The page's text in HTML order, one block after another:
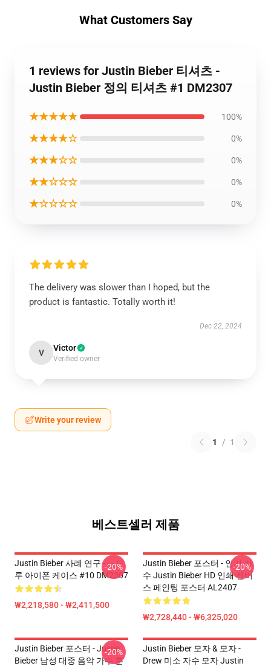
What Customers Say
1 reviews for Justin Bieber 티셔츠 -
Justin Bieber 정의 티셔츠 #1 DM2307
★★★★★ 100%
★★★★☆ 0%
★★★☆☆ 0%
★★☆☆☆ 0%
★☆☆☆☆ 0%
The delivery was slower than I hoped, but the
product is fantastic. Totally worth it!
Dec 22, 2024
V Victor
Verified owner
Write your review
1 / 1
베스트셀러 제품
Justin Bieber 사례 연구 - - - 드
루 아이폰 케이스 #10 DM2307
₩2,218,580 - ₩2,411,500
-20%
Justin Bieber 포스터 - 인기 가
수 Justin Bieber HD 인쇄 캔버
스 페인팅 포스터 AL2407
₩2,728,440 - ₩6,325,020
-20%
Justin Bieber 포스터 - Justin
Bieber 남성 대중 음악 가수 훈
-20%
Justin Bieber 모자 & 모자 -
Drew 미소 자수 모자 Justin